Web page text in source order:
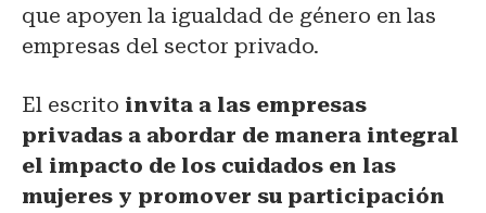
que apoyen la igualdad de género en las
empresas del sector privado.
El escrito invita a las empresas
privadas a abordar de manera integral
el impacto de los cuidados en las
mujeres y promover su participación